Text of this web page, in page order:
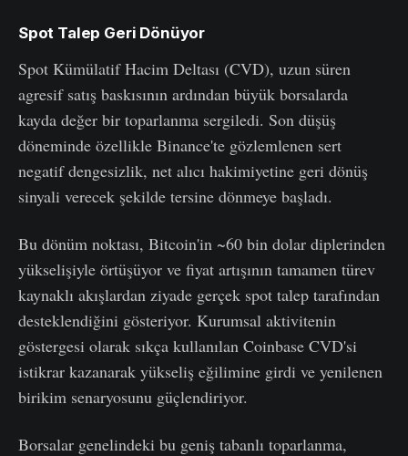
Spot Talep Geri Dönüyor
Spot Kümülatif Hacim Deltası (CVD), uzun süren
agresif satış baskısının ardından büyük borsalarda
kayda değer bir toparlanma sergiledi. Son düşüş
döneminde özellikle Binance'te gözlemlenen sert
negatif dengesizlik, net alıcı hakimiyetine geri dönüş
sinyali verecek şekilde tersine dönmeye başladı.
Bu dönüm noktası, Bitcoin'in ~60 bin dolar diplerinden
yükselişiyle örtüşüyor ve fiyat artışının tamamen türev
kaynaklı akışlardan ziyade gerçek spot talep tarafından
desteklendiğini gösteriyor. Kurumsal aktivitenin
göstergesi olarak sıkça kullanılan Coinbase CVD'si
istikrar kazanarak yükseliş eğilimine girdi ve yenilenen
birikim senaryosunu güçlendiriyor.
Borsalar genelindeki bu geniş tabanlı toparlanma,